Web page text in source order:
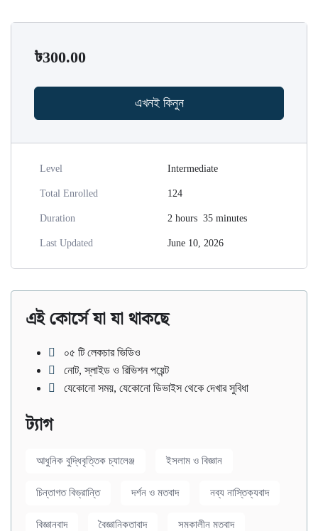
৳300.00
এখনই কিনুন
Level Intermediate
Total Enrolled 124
Duration 2 hours 35 minutes
Last Updated June 10, 2026
এই কোর্সে যা যা থাকছে
০৫ টি লেকচার ভিডিও
নোট, স্লাইড ও রিভিশন পয়েন্ট
যেকোনো সময়, যেকোনো ডিভাইস থেকে দেখার সুবিধা
ট্যাগ
আধুনিক বুদ্ধিবৃত্তিক চ্যালেঞ্জ ইসলাম ও বিজ্ঞান
চিন্তাগত বিভ্রান্তি দর্শন ও মতবাদ নব্য নাস্তিক্যবাদ
বিজ্ঞানবাদ বৈজ্ঞানিকতাবাদ সমকালীন মতবাদ